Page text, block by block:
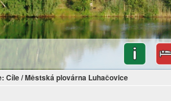
Cíle/Městská plovárna Luhačovice